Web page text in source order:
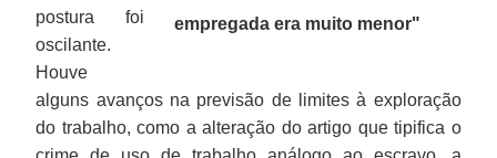
empregada era muito menor"
postura foi
oscilante.
Houve
alguns avanços na previsão de limites à exploração
do trabalho, como a alteração do artigo que tipifica o